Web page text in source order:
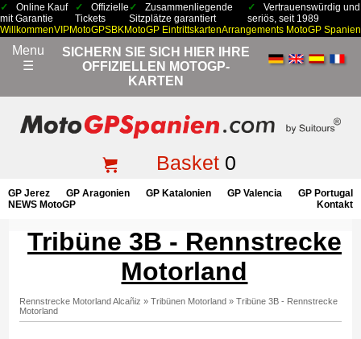
Online Kauf
mit Garantie
Offizielle
Tickets
Zusammenliegende
Sitzplätze garantiert
Vertrauenswürdig und
seriös, seit 1989
WillkommenVIPMotoGPSBKMotoGP EintrittskartenArrangements MotoGP Spanien
Menu
☰
SICHERN SIE SICH HIER IHRE
OFFIZIELLEN MOTOGP-
KARTEN
Basket0
GP Jerez GP Aragonien GP Katalonien GP Valencia
GP Portugal
NEWS MotoGP
Kontakt
Tribüne 3B - Rennstrecke
Motorland
Rennstrecke Motorland Alcañiz » Tribünen Motorland » Tribüne 3B - Rennstrecke
Motorland